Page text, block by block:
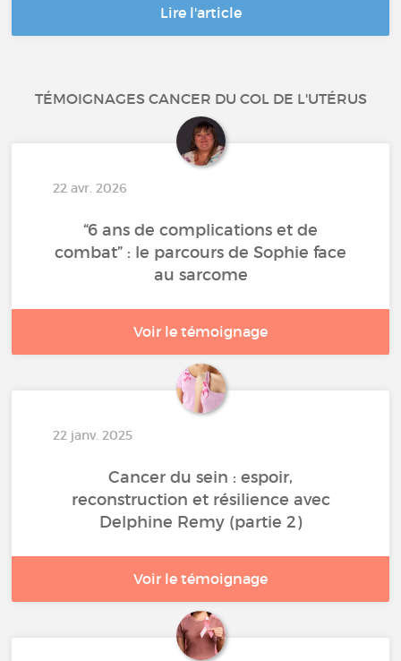
Lire l'article
TÉMOIGNAGES CANCER DU COL DE L'UTÉRUS
22 avr. 2026
“6 ans de complications et de
combat” : le parcours de Sophie face
au sarcome
Voir le témoignage
22 janv. 2025
Cancer du sein : espoir,
reconstruction et résilience avec
Delphine Remy (partie 2)
Voir le témoignage